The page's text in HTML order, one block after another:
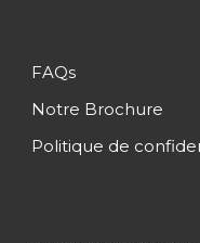
FAQs
Notre Brochure
Politique de